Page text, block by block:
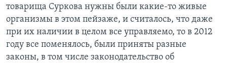
товарища Суркова нужны были какие-то живые
организмы в этом пейзаже, и считалось, что даже
при их наличии в целом все управляемо, то в 2012
году все поменялось, были приняты разные
законы, в том числе законодательство об